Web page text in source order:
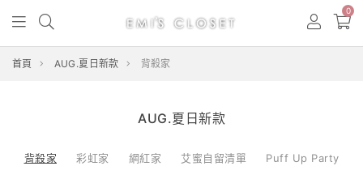
0
首頁 AUG.夏日新款 背殺家
AUG.夏日新款
背殺家 彩虹家 網紅家 艾蜜自留清單 Puff Up Party